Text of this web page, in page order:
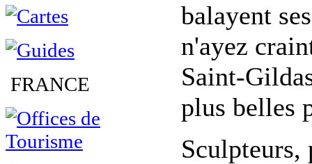
FRANCE
balayent
n'ayez
Saint-
plus belles
Sculpteurs,